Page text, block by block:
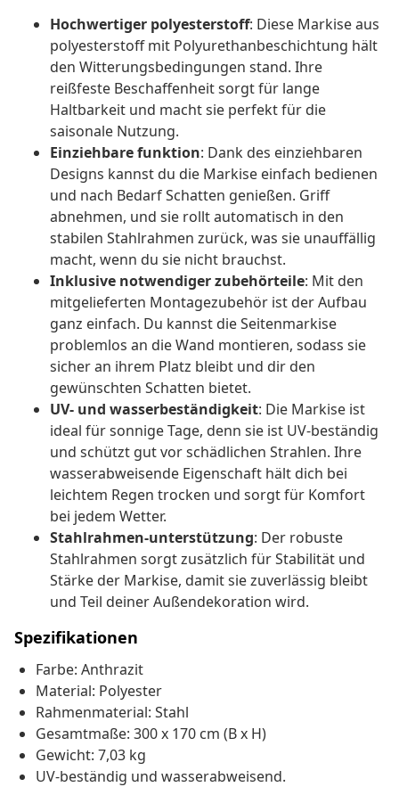
Hochwertiger polyesterstoff: Diese Markise aus
polyesterstoff mit Polyurethanbeschichtung hält
den Witterungsbedingungen stand. Ihre
reißfeste Beschaffenheit sorgt für lange
Haltbarkeit und macht sie perfekt für die
saisonale Nutzung.
Einziehbare funktion: Dank des einziehbaren
Designs kannst du die Markise einfach bedienen
und nach Bedarf Schatten genießen. Griff
abnehmen, und sie rollt automatisch in den
stabilen Stahlrahmen zurück, was sie unauffällig
macht, wenn du sie nicht brauchst.
Inklusive notwendiger zubehörteile: Mit den
mitgelieferten Montagezubehör ist der Aufbau
ganz einfach. Du kannst die Seitenmarkise
problemlos an die Wand montieren, sodass sie
sicher an ihrem Platz bleibt und dir den
gewünschten Schatten bietet.
UV- und wasserbeständigkeit: Die Markise ist
ideal für sonnige Tage, denn sie ist UV-beständig
und schützt gut vor schädlichen Strahlen. Ihre
wasserabweisende Eigenschaft hält dich bei
leichtem Regen trocken und sorgt für Komfort
bei jedem Wetter.
Stahlrahmen-unterstützung: Der robuste
Stahlrahmen sorgt zusätzlich für Stabilität und
Stärke der Markise, damit sie zuverlässig bleibt
und Teil deiner Außendekoration wird.
Spezifikationen
Farbe: Anthrazit
Material: Polyester
Rahmenmaterial: Stahl
Gesamtmaße: 300 x 170 cm (B x H)
Gewicht: 7,03 kg
UV-beständig und wasserabweisend.